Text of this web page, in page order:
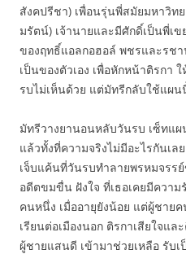
สังคปรีชา) เพื่อนรุ่นพี่สมัยมหาวิท
มรัตน์) เจ้านายและมีศักดิ์เป็นพี่เ
ของฤทธิ์แอลกอฮอล์ พชรและรช
เป็นของตัวเอง เพื่อหักหน้าติรกา
รบไม่เห็นด้วย แต่มัทรีกลับใช้แผ
มัทรีวางยานอนหลับวันรบ เซ็ทแ
แล้วทั้งที่ความจริงไม่มีอะไรกันเ
เจ็บแค้นที่วันรบทำลายพรหมจรร
อดีตขมขื่น ฝังใจ ที่เธอเคยมีควา
คนหนึ่ง เมื่ออายุยังน้อย แต่ผู้ชา
เรียนต่อเมืองนอก ติรกาเสียใจแ
ผู้ชายแสนดี เข้ามาช่วยเหลือ รับ